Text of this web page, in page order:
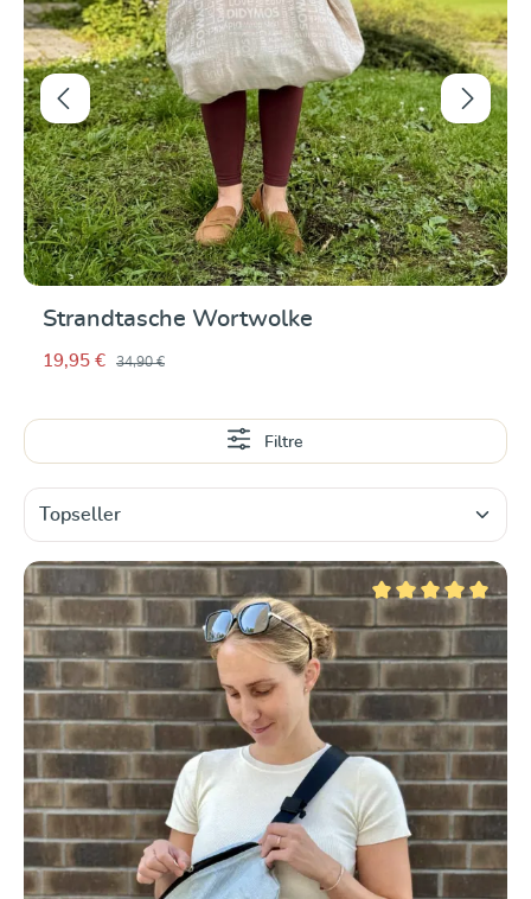
Strandtasche Wortwolke
19,95 € 34,90 €
Filtre
Note moyenne de 5